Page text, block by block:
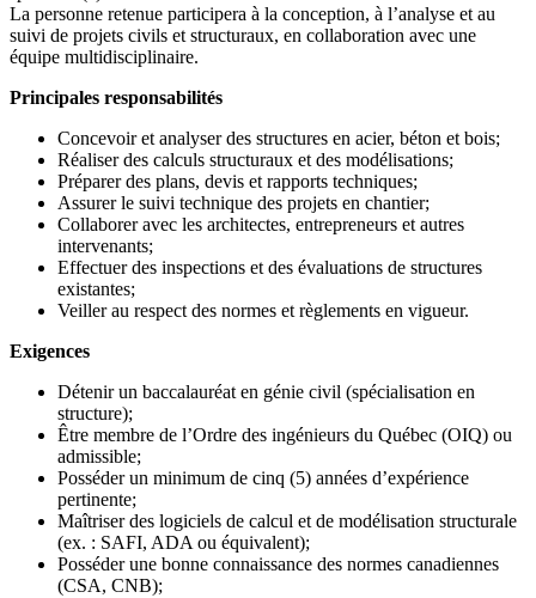
La personne retenue participera à la conception, à l’analyse et au
suivi de projets civils et structuraux, en collaboration avec une
équipe multidisciplinaire.
Principales responsabilités
Concevoir et analyser des structures en acier, béton et bois;
Réaliser des calculs structuraux et des modélisations;
Préparer des plans, devis et rapports techniques;
Assurer le suivi technique des projets en chantier;
Collaborer avec les architectes, entrepreneurs et autres
intervenants;
Effectuer des inspections et des évaluations de structures
existantes;
Veiller au respect des normes et règlements en vigueur.
Exigences
Détenir un baccalauréat en génie civil (spécialisation en
structure);
Être membre de l’Ordre des ingénieurs du Québec (OIQ) ou
admissible;
Posséder un minimum de cinq (5) années d’expérience
pertinente;
Maîtriser des logiciels de calcul et de modélisation structurale
(ex. : SAFI, ADA ou équivalent);
Posséder une bonne connaissance des normes canadiennes
(CSA, CNB);